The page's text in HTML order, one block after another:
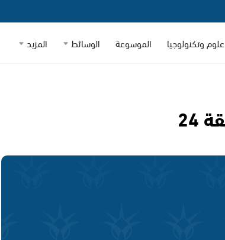
علوم وتكنولوجيا الموسوعة الوسائط المزيد